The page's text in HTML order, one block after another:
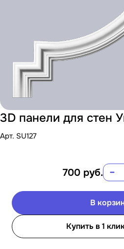
3D панели для стен
Арт. SU127
700 руб. −
В
Купить в 1